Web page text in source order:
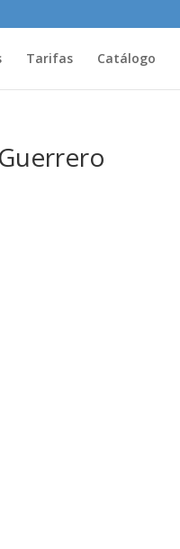
Tarifas Catálogo